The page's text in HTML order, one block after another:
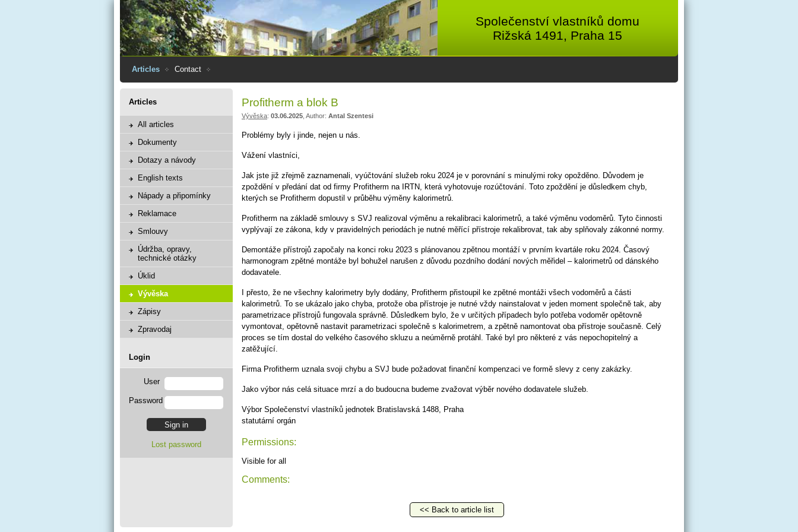
Společenství vlastníků domu
Rižská 1491, Praha 15
Articles Contact
Articles
All articles
Dokumenty
Dotazy a návody
English texts
Nápady a připomínky
Reklamace
Smlouvy
Údržba, opravy,
technické otázky
Úklid
Vývěska
Zápisy
Zpravodaj
Login
User
Password
Lost password
Profitherm a blok B
Vývěska: 03.06.2025 , Author: Antal Szentesi
Problémy byly i jinde, nejen u nás.
Vážení vlastníci,
Jak jste již zřejmě zaznamenali, vyúčtování služeb roku 2024 je v porovnání s minulými roky opožděno. Důvodem je
zpoždění v předání dat od firmy Profitherm na IRTN, která vyhotovuje rozúčtování. Toto zpoždění je důsledkem chyb,
kterých se Profitherm dopustil v průběhu výměny kalorimetrů.
Profitherm na základě smlouvy s SVJ realizoval výměnu a rekalibraci kalorimetrů, a také výměnu vodoměrů. Tyto činnosti
vyplývají ze zákona, kdy v pravidelných periodách je nutné měřící přístroje rekalibrovat, tak aby splňovaly zákonné normy.
Demontáže přístrojů započaly na konci roku 2023 s plánovanou zpětnou montáží v prvním kvartále roku 2024. Časový
harmonogram zpětné montáže byl bohužel narušen z důvodu pozdního dodání nových měřidel – kalorimetrů od dánského
dodavatele.
I přesto, že ne všechny kalorimetry byly dodány, Profitherm přistoupil ke zpětné montáži všech vodoměrů a části
kalorimetrů. To se ukázalo jako chyba, protože oba přístroje je nutné vždy nainstalovat v jeden moment společně tak, aby
parametrizace přístrojů fungovala správně. Důsledkem bylo, že v určitých případech bylo potřeba vodoměr opětovně
vymontovat, opětovně nastavit parametrizaci společně s kalorimetrem, a zpětně namontovat oba přístroje současně. Celý
proces se tím dostal do velkého časového skluzu a neúměrně protáhl. Také byl pro některé z vás nepochopitelný a
zatěžující.
Firma Profitherm uznala svoji chybu a SVJ bude požadovat finanční kompenzaci ve formě slevy z ceny zakázky.
Jako výbor nás celá situace mrzí a do budoucna budeme zvažovat výběr nového dodavatele služeb.
Výbor Společenství vlastníků jednotek Bratislavská 1488, Praha
statutární orgán
Permissions:
Visible for all
Comments:
<< Back to article list